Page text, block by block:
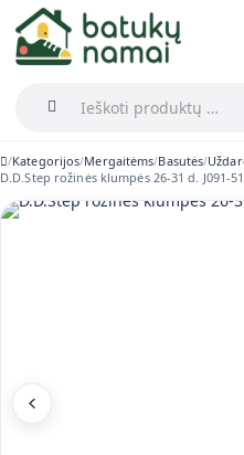
/Kategorijos/Mergaitėms/Basutės/
D.D.Step rožinės klumpės 26-31 d. J091-